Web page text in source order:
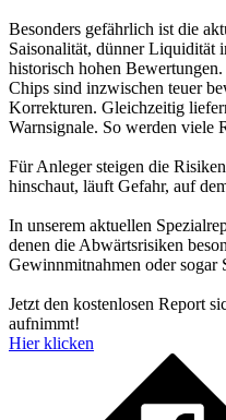
Besonders gefährlich ist die
Saisonalität, dünner Liquidität
historisch hohen
Chips sind inzwischen teuer
Korrekturen. Gleichzeitig
Warnsignale. So werden viele
Für Anleger steigen die
hinschaut, läuft Gefahr, auf
In unserem aktuellen
denen die Abwärtsrisiken
Gewinnmitnahmen oder sogar
Jetzt den kostenlosen Report
aufnimmt!
Hier klicken